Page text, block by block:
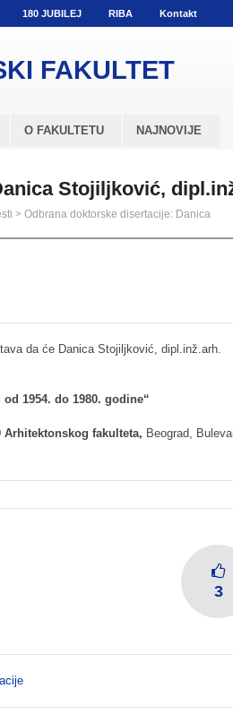
180 JUBILEJ RIBA Kontakt
FAKULTET
O FAKULTETU NAJNOVIJE
Stojiljković,
> Odbrana doktorske disertacije: Danica
da će Danica Stojiljković, dipl.inž.arh.
1954. do 1980. godine“
Arhitektonskog fakulteta, Beograd,
3